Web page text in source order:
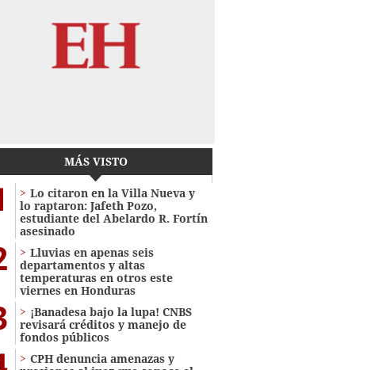
MÁS VISTO
Lo citaron en la Villa Nueva y
lo raptaron: Jafeth Pozo,
estudiante del Abelardo R. Fortín
asesinado
Lluvias en apenas seis
departamentos y altas
temperaturas en otros este
viernes en Honduras
¡Banadesa bajo la lupa! CNBS
revisará créditos y manejo de
fondos públicos
CPH denuncia amenazas y